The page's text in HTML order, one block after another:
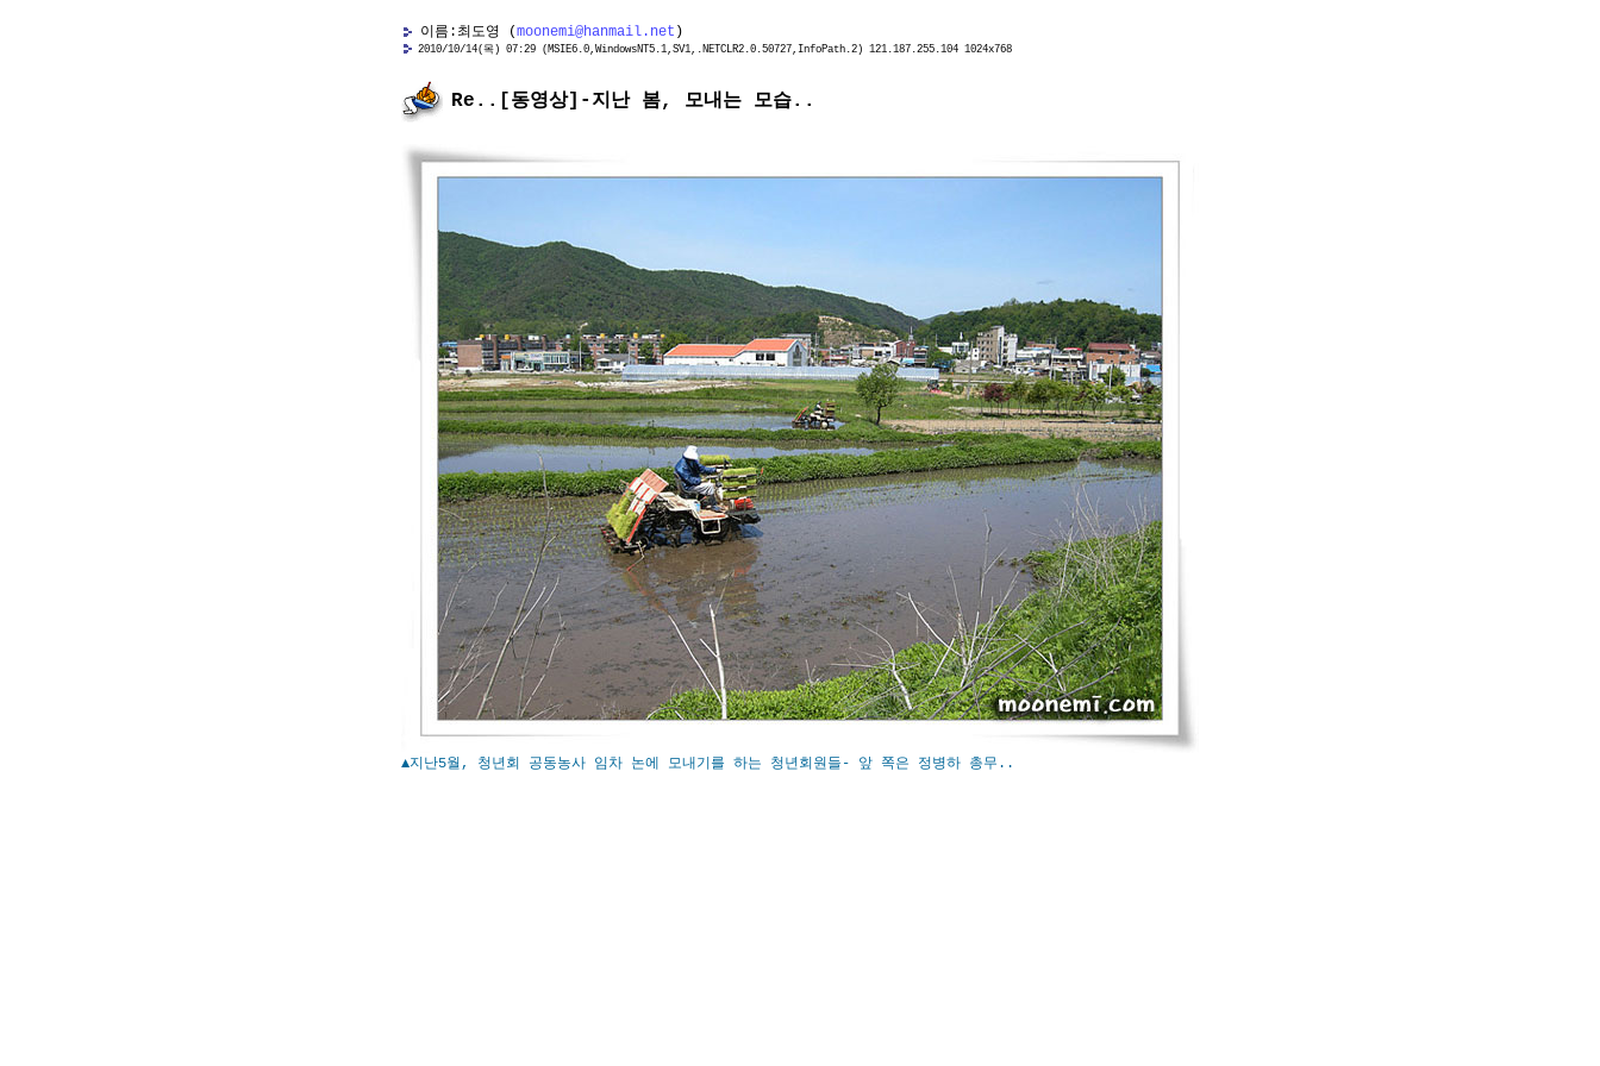
이름:최도영 (moonemi@hanmail.net )
2010/10/14(목) 07:29 (MSIE6.0,WindowsNT5.1,SV1,.NETCLR2.0.50727,InfoPath.2) 121.187.255.104 1024x768
Re..[동영상]-지난 봄, 모내는 모습..
▲지난5월, 청년회 공동농사 임차 논에 모내기를 하는 청년회원들- 앞 쪽은 정병하 총무..